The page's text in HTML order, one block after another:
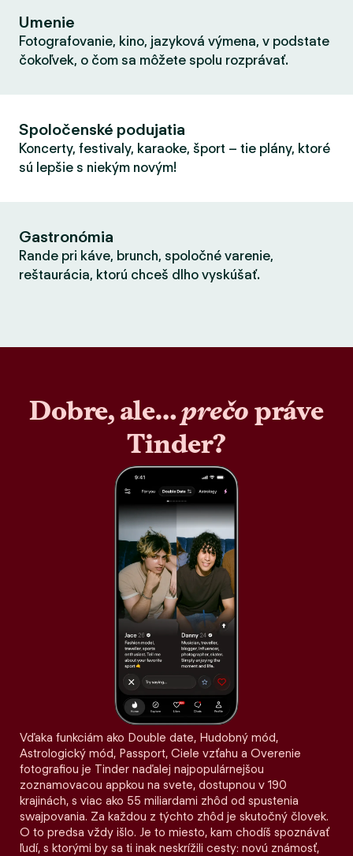
Umenie
Fotografovanie, kino, jazyková výmena, v podstate
čokoľvek, o čom sa môžete spolu rozprávať.
Spoločenské podujatia
Koncerty, festivaly, karaoke, šport – tie plány, ktoré
sú lepšie s niekým novým!
Gastronómia
Rande pri káve, brunch, spoločné varenie,
reštaurácia, ktorú chceš dlho vyskúšať.
Dobre, ale…prečopráve
Tinder?
Vďaka funkciám ako Double date, Hudobný mód,
Astrologický mód, Passport, Ciele vzťahu a Overenie
fotografiou je Tinder naďalej najpopulárnejšou
zoznamovacou appkou na svete, dostupnou v 190
krajinách, s viac ako 55 miliardami zhôd od spustenia
swajpovania. Za každou z týchto zhôd je skutočný človek.
O to predsa vždy išlo. Je to miesto, kam chodíš spoznávať
ľudí, s ktorými by sa ti inak neskrížili cesty: novú známosť,